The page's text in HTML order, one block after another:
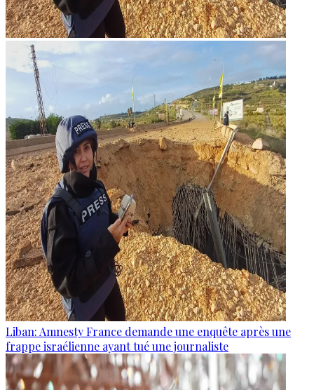
Liban: Amnesty France demande une enquête après une
frappe israélienne ayant tué une journaliste